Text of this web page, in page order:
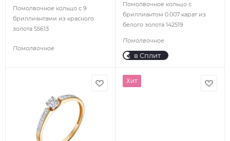
Помолвочное кольцо с 9
бриллиантами из красного
золота 55613
Помолвочное
Помолвочное кольцо с
бриллиантом 0.007 карат из
белого золота 142519
Помолвочное
в Сплит
Хит